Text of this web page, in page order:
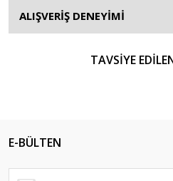
ALIŞVERİŞ DENEYİMİ
TAVSİYE
E-BÜLTEN